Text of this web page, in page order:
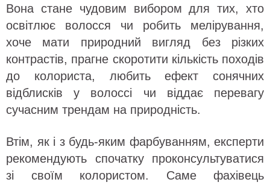
Вона стане чудовим вибором для тих, хто
освітлює волосся чи робить мелірування,
хоче мати природний вигляд без різких
контрастів, прагне скоротити кількість походів
до колориста, любить ефект сонячних
відблисків у волоссі чи віддає перевагу
сучасним трендам на природність.
Втім, як і з будь-яким фарбуванням, експерти
рекомендують спочатку проконсультуватися
зі своїм колористом. Саме фахівець